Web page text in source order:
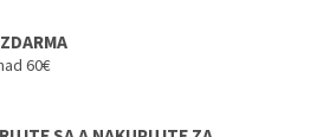
60€